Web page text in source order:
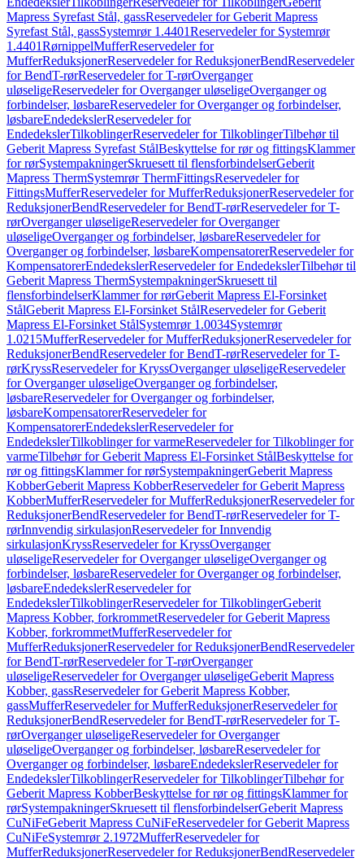
Mapress Syrefast Stål, gassReservedeler for Geberit Mapress
Syrefast Stål, gassSystemrør 1.4401Reservedeler for Systemrør
1.4401RørnippelMufferReservedeler for
MufferReduksjonerReservedeler for ReduksjonerBendReservedeler
for BendT-rørReservedeler for T-rørOverganger
uløseligeReservedeler for Overganger uløseligeOverganger og
forbindelser, løsbareReservedeler for Overganger og forbindelser,
løsbareEndedekslerReservedeler for
EndedekslerTilkoblingerReservedeler for TilkoblingerTilbehør til
Geberit Mapress Syrefast StålBeskyttelse for rør og fittingsKlammer
for rørSystempakningerSkruesett til flensforbindelserGeberit
Mapress ThermSystemrør ThermFittingsReservedeler for
FittingsMufferReservedeler for MufferReduksjonerReservedeler for
ReduksjonerBendReservedeler for BendT-rørReservedeler for T-
rørOverganger uløseligeReservedeler for Overganger
uløseligeOverganger og forbindelser, løsbareReservedeler for
Overganger og forbindelser, løsbareKompensatorerReservedeler for
KompensatorerEndedekslerReservedeler for EndedekslerTilbehør til
Geberit Mapress ThermSystempakningerSkruesett til
flensforbindelserKlammer for rørGeberit Mapress El-Forsinket
StålGeberit Mapress El-Forsinket StålReservedeler for Geberit
Mapress El-Forsinket StålSystemrør 1.0034Systemrør
1.0215MufferReservedeler for MufferReduksjonerReservedeler for
ReduksjonerBendReservedeler for BendT-rørReservedeler for T-
rørKryssReservedeler for KryssOverganger uløseligeReservedeler
for Overganger uløseligeOverganger og forbindelser,
løsbareReservedeler for Overganger og forbindelser,
løsbareKompensatorerReservedeler for
KompensatorerEndedekslerReservedeler for
EndedekslerTilkoblinger for varmeReservedeler for Tilkoblinger for
varmeTilbehør for Geberit Mapress El-Forsinket StålBeskyttelse for
rør og fittingsKlammer for rørSystempakningerGeberit Mapress
KobberGeberit Mapress KobberReservedeler for Geberit Mapress
KobberMufferReservedeler for MufferReduksjonerReservedeler for
ReduksjonerBendReservedeler for BendT-rørReservedeler for T-
rørInnvendig sirkulasjonReservedeler for Innvendig
sirkulasjonKryssReservedeler for KryssOverganger
uløseligeReservedeler for Overganger uløseligeOverganger og
forbindelser, løsbareReservedeler for Overganger og forbindelser,
løsbareEndedekslerReservedeler for
EndedekslerTilkoblingerReservedeler for TilkoblingerGeberit
Mapress Kobber, forkrommetReservedeler for Geberit Mapress
Kobber, forkrommetMufferReservedeler for
MufferReduksjonerReservedeler for ReduksjonerBendReservedeler
for BendT-rørReservedeler for T-rørOverganger
uløseligeReservedeler for Overganger uløseligeGeberit Mapress
Kobber, gassReservedeler for Geberit Mapress Kobber,
gassMufferReservedeler for MufferReduksjonerReservedeler for
ReduksjonerBendReservedeler for BendT-rørReservedeler for T-
rørOverganger uløseligeReservedeler for Overganger
uløseligeOverganger og forbindelser, løsbareReservedeler for
Overganger og forbindelser, løsbareEndedekslerReservedeler for
EndedekslerTilkoblingerReservedeler for TilkoblingerTilbehør for
Geberit Mapress KobberBeskyttelse for rør og fittingsKlammer for
rørSystempakningerSkruesett til flensforbindelserGeberit Mapress
CuNiFeGeberit Mapress CuNiFeReservedeler for Geberit Mapress
CuNiFeSystemrør 2.1972MufferReservedeler for
MufferReduksjonerReservedeler for ReduksjonerBendReservedeler